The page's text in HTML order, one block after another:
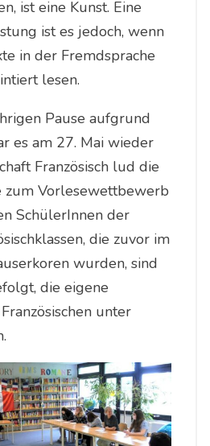
ist eine Kunst. Eine
ist es jedoch, wenn
in der Fremdsprache
lesen.
Pause aufgrund
es am 27. Mai wieder
Französisch lud die
zum Vorlesewettbewerb
SchülerInnen der
die zuvor im
wurden, sind
die eigene
unter